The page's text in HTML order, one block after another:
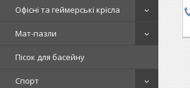
Офісні та геймерські крісла
Мат-пазли
Пісок для басейну
Спорт